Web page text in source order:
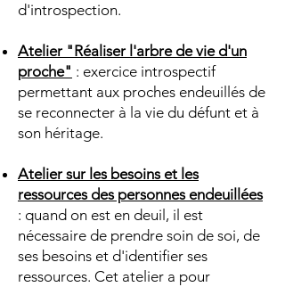
d'introspection.
Atelier "Réaliser l'arbre de vie d'un
proche" : exercice introspectif
permettant aux proches endeuillés de
se reconnecter à la vie du défunt et à
son héritage.
Atelier sur les besoins et les
ressources des personnes endeuillées
: quand on est en deuil, il est
nécessaire de prendre soin de soi, de
ses besoins et d'identifier ses
ressources. Cet atelier a pour